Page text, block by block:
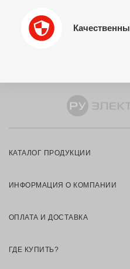
КАТАЛОГ ПРОДУКЦИИ
ИНФОРМАЦИЯ О КОМПАНИИ
ОПЛАТА И ДОСТАВКА
ГДЕ КУПИТЬ?